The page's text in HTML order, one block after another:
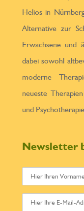
Helios in
Alternative zur
Erwachsene und
dabei sowohl
moderne
neueste
und
Newsletter